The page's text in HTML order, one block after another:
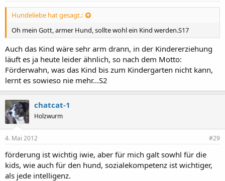
Hundeliebe hat gesagt.:
Oh mein Gott, armer Hund, sollte wohl ein Kind werden.S17
Auch das Kind wäre sehr arm drann, in der Kindererziehung
läuft es ja heute leider ähnlich, so nach dem Motto:
Förderwahn, was das Kind bis zum Kindergarten nicht kann,
lernt es sowieso nie mehr...S2
chatcat-1
Holzwurm
4. Mai 2012 #29
förderung ist wichtig iwie, aber für mich galt sowhl für die
kids, wie auch für den hund, sozialekompetenz ist wichtiger,
als jede intelligenz.